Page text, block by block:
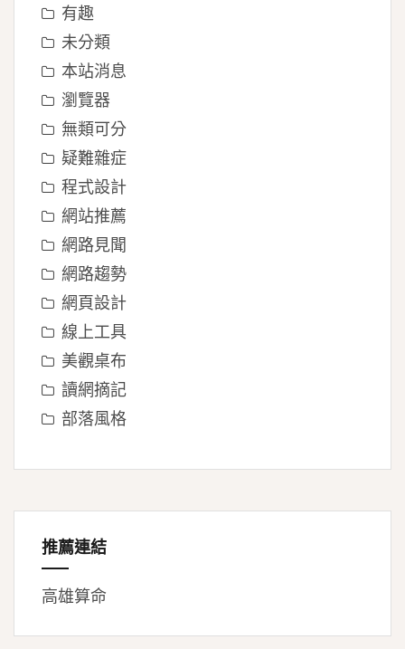
有趣
未分類
本站消息
瀏覽器
無類可分
疑難雜症
程式設計
網站推薦
網路見聞
網路趨勢
網頁設計
線上工具
美觀桌布
讀網摘記
部落風格
推薦連結
高雄算命